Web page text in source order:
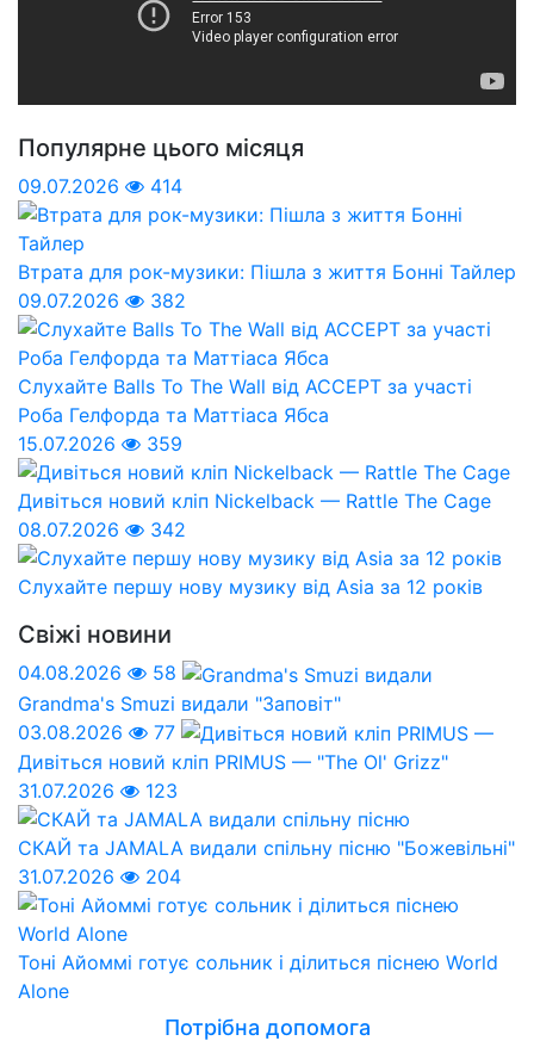
Популярне цього місяця
09.07.2026 414
Втрата для рок-музики: Пішла з життя Бонні Тайлер
09.07.2026
382
Слухайте Balls To The Wall від ACCEPT за участі
Роба Гелфорда та Маттіаса Ябса
15.07.2026
359
Дивіться новий кліп Nickelback — Rattle The Cage
08.07.2026
342
Слухайте першу нову музику від Asia за 12 років
Свіжі новини
04.08.2026
58
Grandma's Smuzi видали "Заповіт"
03.08.2026
77
Дивіться новий кліп PRIMUS — "The Ol' Grizz"
31.07.2026
123
СКАЙ та JAMALA видали спільну пісню "Божевільні"
31.07.2026
204
Тоні Айоммі готує сольник і ділиться піснею World
Alone
Потрібна допомога